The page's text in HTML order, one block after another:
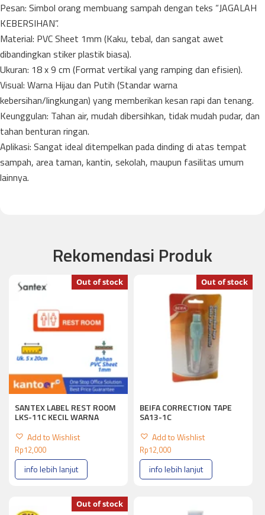
​Pesan: Simbol orang membuang sampah dengan teks “JAGALAH
KEBERSIHAN”.
​Material: PVC Sheet 1mm (Kaku, tebal, dan sangat awet
dibandingkan stiker plastik biasa).
​Ukuran: 18 x 9 cm (Format vertikal yang ramping dan efisien).
​Visual: Warna Hijau dan Putih (Standar warna
kebersihan/lingkungan) yang memberikan kesan rapi dan tenang.
​Keunggulan: Tahan air, mudah dibersihkan, tidak mudah pudar, dan
tahan benturan ringan.
​Aplikasi: Sangat ideal ditempelkan pada dinding di atas tempat
sampah, area taman, kantin, sekolah, maupun fasilitas umum
lainnya.
Rekomendasi Produk
SANTEX LABEL REST ROOM
LKS-11C KECIL WARNA
Add to Wishlist
Out of stock
Rp12,000
info lebih lanjut
BEIFA CORRECTION TAPE
SA13-1C
Add to Wishlist
Out of stock
Rp12,000
info lebih lanjut
Out of stock